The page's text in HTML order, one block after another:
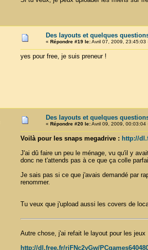
Des layouts et quelques
« Répondre #19 le:Avril 07, 2009, 23:45:03
yes pour free, je suis preneur !
Des layouts et quelques
« Répondre #20 le:Avril 09, 2009, 00:03:04
Voilà pour les snaps megadrive : http://
J'ai dû faire un peu le ménage, vu qu'il y
donc ne t'attends pas à ce que ça colle
Je sais pas si ce que j'avais demandé par
renommer.
Tu veux que j'upload aussi les covers de
Autre chose, j'ai refait le layout pour les jeux
http://dl.free.fr/rjFNc2yGw/